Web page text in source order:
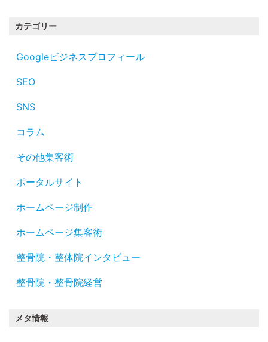
カテゴリー
Googleビジネスプロフィール
SEO
SNS
コラム
その他集客術
ポータルサイト
ホームページ制作
ホームページ集客術
整骨院・整体院インタビュー
整骨院・整骨院経営
メタ情報